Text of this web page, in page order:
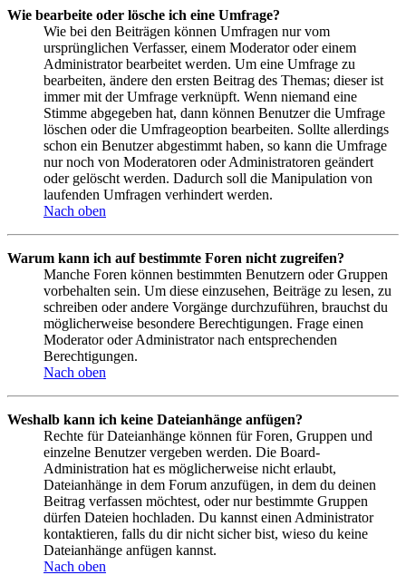
Wie bearbeite oder lösche ich eine Umfrage?
Wie bei den Beiträgen können Umfragen nur vom
ursprünglichen Verfasser, einem Moderator oder einem
Administrator bearbeitet werden. Um eine Umfrage zu
bearbeiten, ändere den ersten Beitrag des Themas; dieser ist
immer mit der Umfrage verknüpft. Wenn niemand eine
Stimme abgegeben hat, dann können Benutzer die Umfrage
löschen oder die Umfrageoption bearbeiten. Sollte allerdings
schon ein Benutzer abgestimmt haben, so kann die Umfrage
nur noch von Moderatoren oder Administratoren geändert
oder gelöscht werden. Dadurch soll die Manipulation von
laufenden Umfragen verhindert werden.
Nach oben
Warum kann ich auf bestimmte Foren nicht zugreifen?
Manche Foren können bestimmten Benutzern oder Gruppen
vorbehalten sein. Um diese einzusehen, Beiträge zu lesen, zu
schreiben oder andere Vorgänge durchzuführen, brauchst du
möglicherweise besondere Berechtigungen. Frage einen
Moderator oder Administrator nach entsprechenden
Berechtigungen.
Nach oben
Weshalb kann ich keine Dateianhänge anfügen?
Rechte für Dateianhänge können für Foren, Gruppen und
einzelne Benutzer vergeben werden. Die Board-
Administration hat es möglicherweise nicht erlaubt,
Dateianhänge in dem Forum anzufügen, in dem du deinen
Beitrag verfassen möchtest, oder nur bestimmte Gruppen
dürfen Dateien hochladen. Du kannst einen Administrator
kontaktieren, falls du dir nicht sicher bist, wieso du keine
Dateianhänge anfügen kannst.
Nach oben